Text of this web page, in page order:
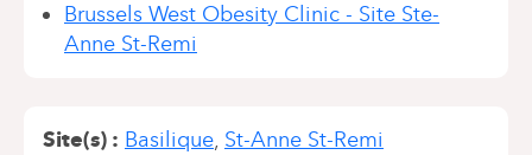
Brussels West Obesity Clinic - Site Ste-
Anne St-Remi
Site(s) Basilique St-Anne St-Remi